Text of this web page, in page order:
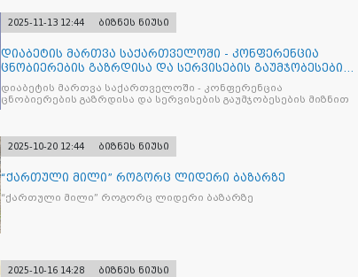
2025-11-13 12:44 ბიზნეს ნიუსი
დიაბეტის მართვა საქართველოში - კონფერენცია
ცნობიერების გაზრდისა და სერვისების გაუმჯობესების
მიზნით
დიაბეტის მართვა საქართველოში - კონფერენცია
ცნობიერების გაზრდისა და სერვისების გაუმჯობესების მიზნით
2025-10-20 12:44 ბიზნეს ნიუსი
“ქართული მილი” როგორც ლიდერი ბაზარზე
“ქართული მილი” როგორც ლიდერი ბაზარზე
2025-10-16 14:28 ბიზნეს ნიუსი